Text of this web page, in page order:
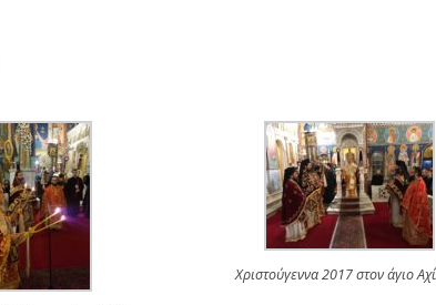
Χριστούγεννα 2017 στον άγιο